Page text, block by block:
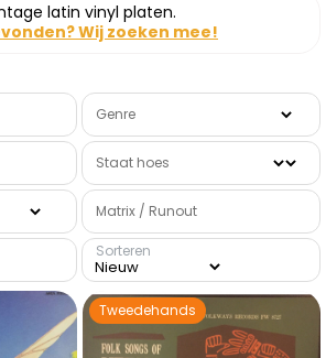
latin vinyl platen.
Wij zoeken mee!
Genre
Staat hoes
Matrix / Runout
Sorteren
Tweedehands